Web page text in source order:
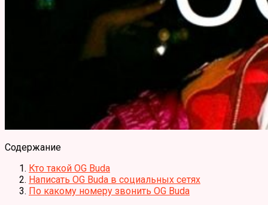
Содержание
Кто такой OG Buda
Написать OG Buda в социальных сетях
По какому номеру звонить OG Buda